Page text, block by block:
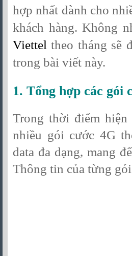
hợp nhất dành cho
khách hàng. Không
Viettel theo tháng sẽ
trong bài viết này.
1. Tổng hợp các gói
Trong thời điểm
nhiều gói cước 4G
data đa dạng, mang
Thông tin của từng